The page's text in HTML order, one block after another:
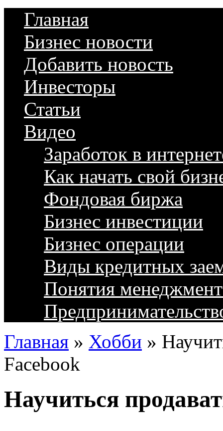
Главная
Бизнес новости
Добавить новость
Инвесторы
Статьи
Видео
Заработок в
Как начать свой
Фондовая биржа
Бизнес инвестиции
Бизнес операции
Виды кредитных
Понятия
Главная » Хобби »
Facebook
Научиться